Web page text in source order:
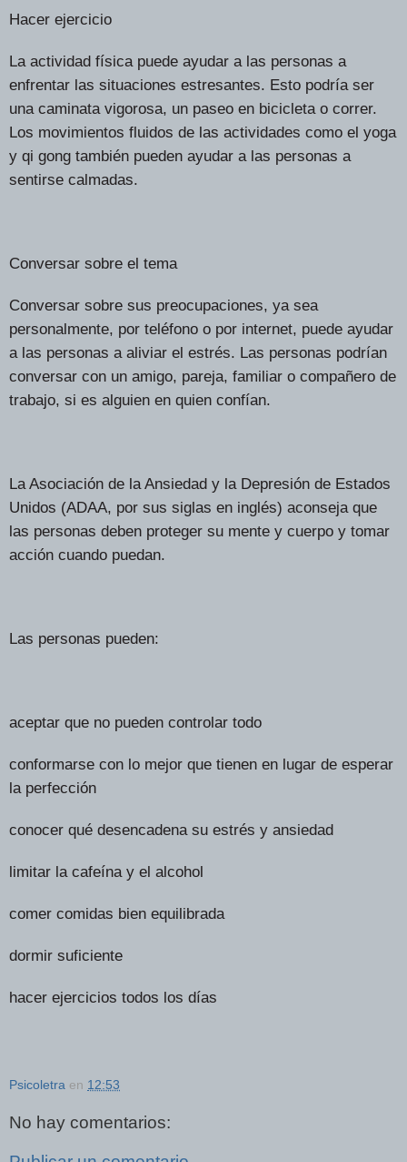
Hacer ejercicio
La actividad física puede ayudar a las personas a
enfrentar las situaciones estresantes. Esto podría ser
una caminata vigorosa, un paseo en bicicleta o correr.
Los movimientos fluidos de las actividades como el yoga
y qi gong también pueden ayudar a las personas a
sentirse calmadas.
Conversar sobre el tema
Conversar sobre sus preocupaciones, ya sea
personalmente, por teléfono o por internet, puede ayudar
a las personas a aliviar el estrés. Las personas podrían
conversar con un amigo, pareja, familiar o compañero de
trabajo, si es alguien en quien confían.
La Asociación de la Ansiedad y la Depresión de Estados
Unidos (ADAA, por sus siglas en inglés) aconseja que
las personas deben proteger su mente y cuerpo y tomar
acción cuando puedan.
Las personas pueden:
aceptar que no pueden controlar todo
conformarse con lo mejor que tienen en lugar de esperar
la perfección
conocer qué desencadena su estrés y ansiedad
limitar la cafeína y el alcohol
comer comidas bien equilibrada
dormir suficiente
hacer ejercicios todos los días
Psicoletra en 12:53
No hay comentarios: